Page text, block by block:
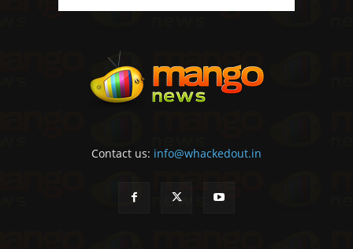
Contact us: info@whackedout.in